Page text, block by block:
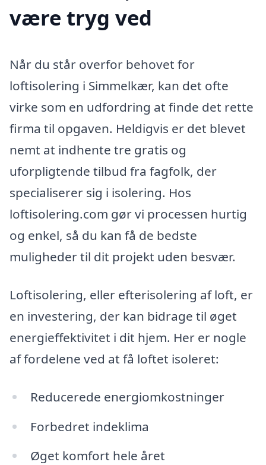
være tryg ved
Når du står overfor behovet for
loftisolering i Simmelkær, kan det ofte
virke som en udfordring at finde det rette
firma til opgaven. Heldigvis er det blevet
nemt at indhente tre gratis og
uforpligtende tilbud fra fagfolk, der
specialiserer sig i isolering. Hos
loftisolering.com gør vi processen hurtig
og enkel, så du kan få de bedste
muligheder til dit projekt uden besvær.
Loftisolering, eller efterisolering af loft, er
en investering, der kan bidrage til øget
energieffektivitet i dit hjem. Her er nogle
af fordelene ved at få loftet isoleret:
Reducerede energiomkostninger
Forbedret indeklima
Øget komfort hele året